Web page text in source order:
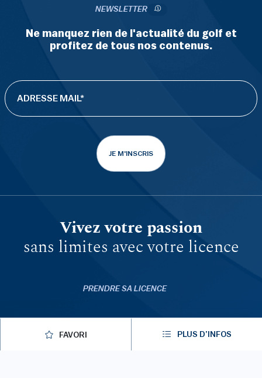
FAVORI PLUS D’INFOS
NEWSLETTER
Ne manquez rien de l'actualité du golf et
profitez de tous nos contenus.
JE M'INSCRIS
Vivez votre passion
sans limites avec votre licence
PRENDRE SA LICENCE